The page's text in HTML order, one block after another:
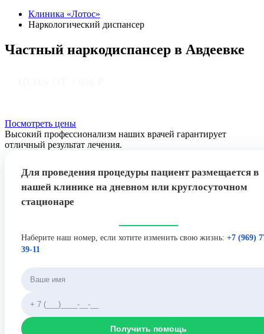
Клиника «Лотос»
Наркологический диспансер
Частный наркодиспансер в Авдеевке
Посмотреть цены
Высокий профессионализм наших врачей гарантирует
отличный результат лечения.
Для проведения процедуры пациент размещается в
нашей клинике на дневном или круглосуточном
стационаре
Наберите наш номер, если хотите изменить свою жизнь: +7 (969)
39-11
Получить помощь